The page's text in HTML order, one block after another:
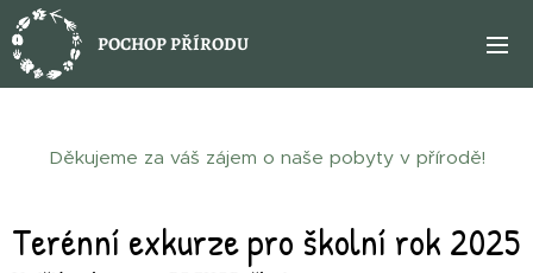
POCHOP PŘÍRODU
Děkujeme za váš zájem o naše pobyty v přírodě!